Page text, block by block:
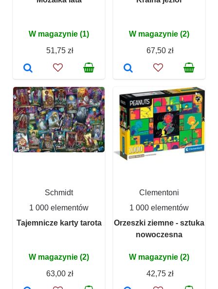
W magazynie (1)
51,75 zł
W magazynie (2)
67,50 zł
Schmidt
1 000 elementów
Tajemnicze karty tarota
W magazynie (2)
63,00 zł
Clementoni
1 000 elementów
Orzeszki ziemne - sztuka
nowoczesna
W magazynie (2)
42,75 zł